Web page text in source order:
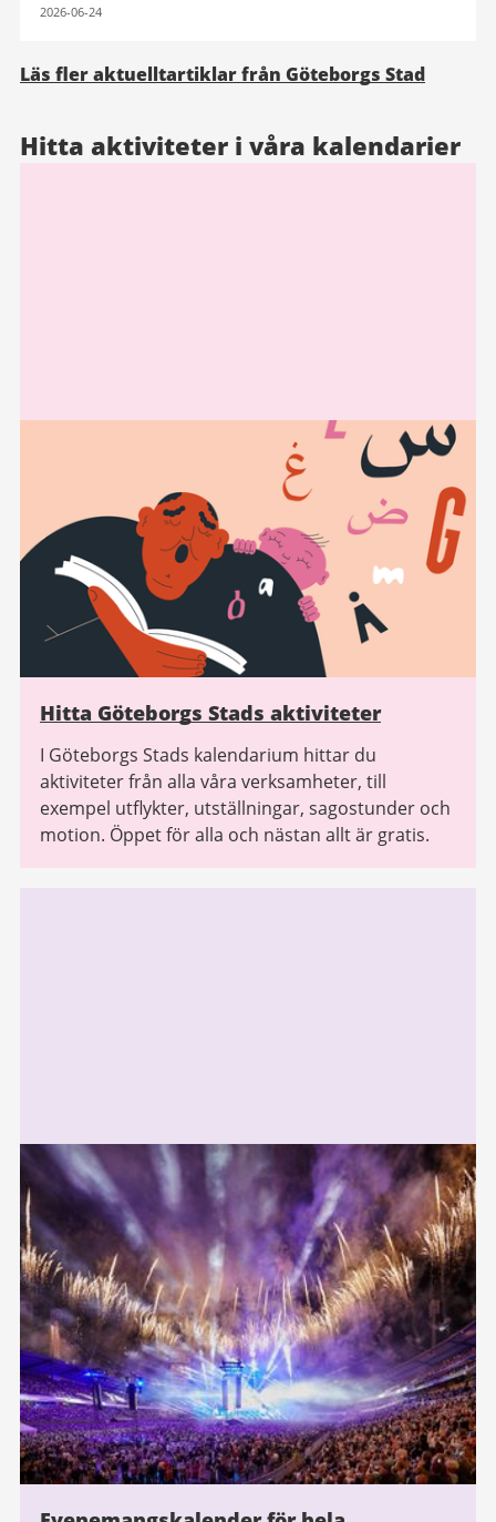
2026-06-24
Läs fler aktuelltartiklar från Göteborgs Stad
Hitta aktiviteter i våra kalendarier
Hitta Göteborgs Stads aktiviteter
I Göteborgs Stads kalendarium hittar du
aktiviteter från alla våra verksamheter, till
exempel utflykter, utställningar, sagostunder och
motion. Öppet för alla och nästan allt är gratis.